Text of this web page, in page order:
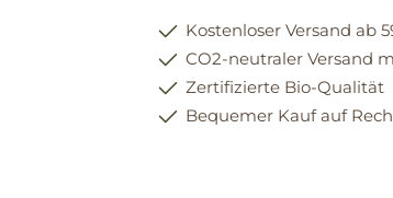
Kostenloser Versand ab
CO2-neutraler Versand
Zertifizierte Bio-Qualität
Bequemer Kauf auf